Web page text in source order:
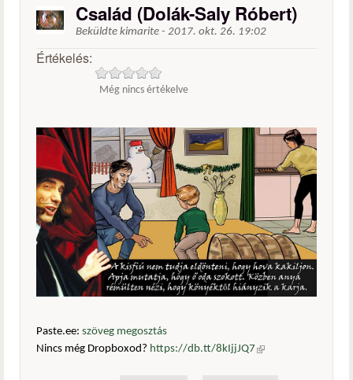
Család (Dolák-Saly Róbert)
Beküldte kimarite - 2017. okt. 26. 19:02
Értékelés:
Még nincs értékelve
Paste.ee: szöveg megosztás
Nincs még Dropboxod? https://db.tt/8kIjjJQ7 (külső